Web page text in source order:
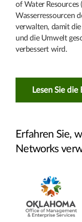
of Water Resources
Wasserressourcen
verwalten, damit
und die Umwelt
verbessert wird.
Lesen Sie
Erfahren Sie,
Networks